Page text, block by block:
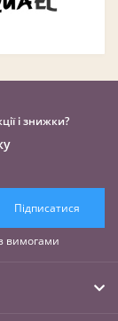
і знижки?
Підписатися
вимогами